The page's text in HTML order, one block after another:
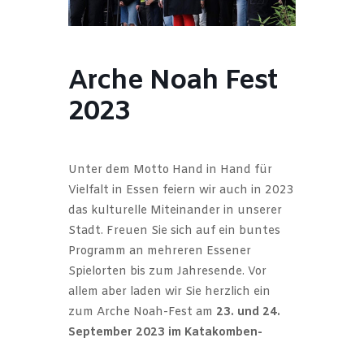
Arche Noah Fest
2023
Unter dem Motto Hand in Hand für
Vielfalt in Essen feiern wir auch in 2023
das kulturelle Miteinander in unserer
Stadt. Freuen Sie sich auf ein buntes
Programm an mehreren Essener
Spielorten bis zum Jahresende. Vor
allem aber laden wir Sie herzlich ein
zum Arche Noah-Fest am 23. und 24.
September 2023 im Katakomben-